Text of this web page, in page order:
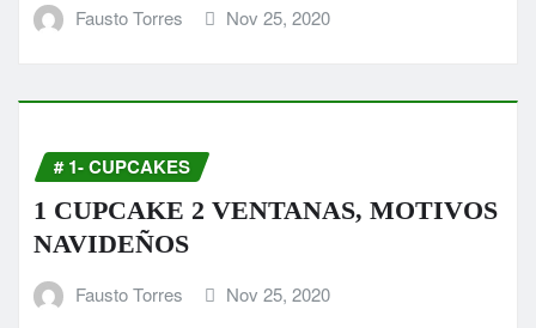
Fausto Torres Nov 25, 2020
# 1- CUPCAKES
1 CUPCAKE 2 VENTANAS, MOTIVOS
NAVIDEÑOS
Fausto Torres Nov 25, 2020